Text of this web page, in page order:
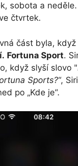
sobota a
čtvrtek.
část byla,
Fortuna Sport.
když slyší slovo "
Sports?“,
po „Kde je“.